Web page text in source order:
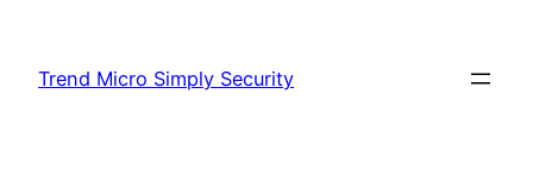
content
Trend Micro Simply Security